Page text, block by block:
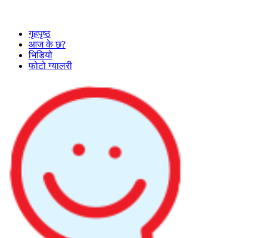
गृहपृष्ठ
आज के छ?
भिडियो
फोटो ग्यालरी